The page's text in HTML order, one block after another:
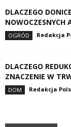
DLACZEGO
NOWOCZESNYCH
OGRÓD Redakcja
DLACZEGO
ZNACZENIE W
DOM Redakcja